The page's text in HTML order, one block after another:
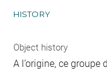
HISTORY
Object history
A l’origine, ce groupe